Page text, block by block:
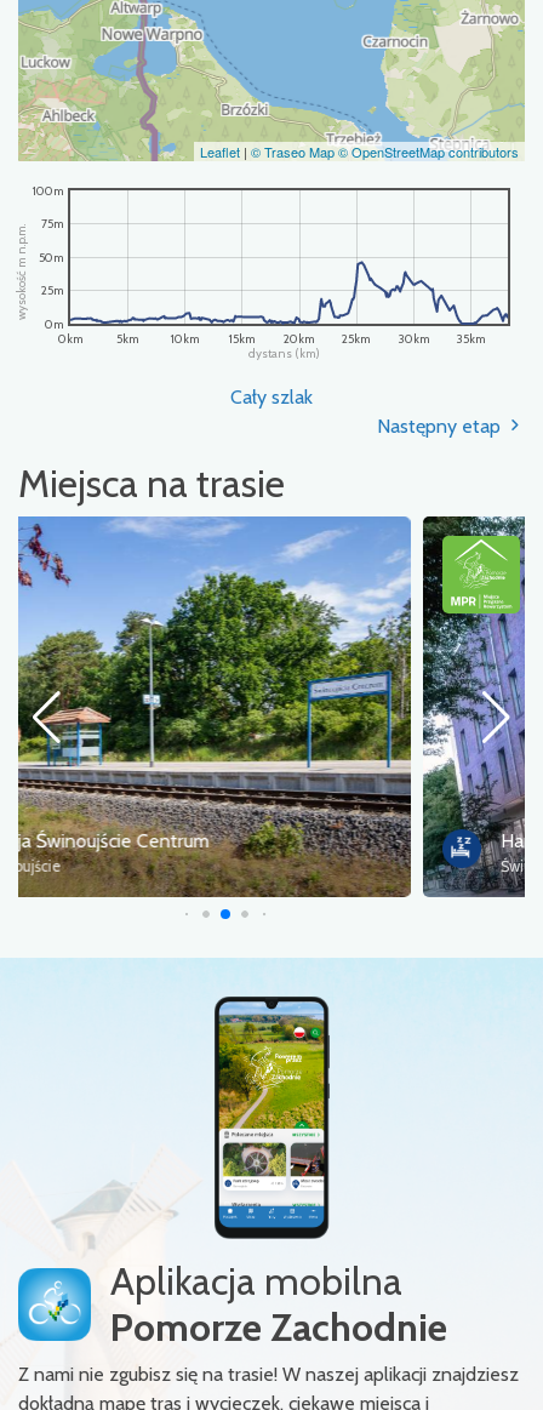
Leaflet | © Traseo Map© OpenStreetMap contributors
dystans (km)
wysokość m n.p.m.
0km 5km 10km 15km 20km 25km 30km 35km
0m
25m
50m
75m
100m
Cały szlak
Następny etap
Miejsca na trasie
Hampton by Hilton
Świnoujście
Aplikacja mobilna
Pomorze Zachodnie
Z nami nie zgubisz się na trasie! W naszej aplikacji znajdziesz
dokładną mapę tras i wycieczek, ciekawe miejsca i